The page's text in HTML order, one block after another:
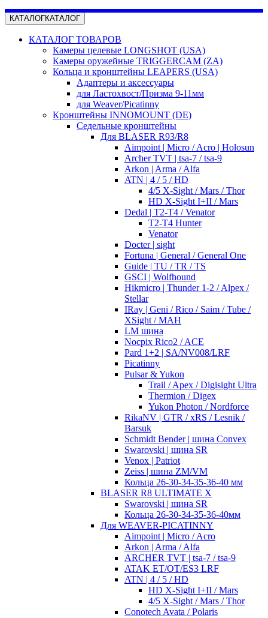
КАТАЛОГКАТАЛОГ
КАТАЛОГ ТОВАРОВ
Камеры целевые LONGSHOT (USA)
Камеры оружейные TRIGGERCAM (ZA)
Кольца и кронштейны LEAPERS (USA)
Адаптеры и аксессуары
для Ластохвост/Призма 9-11мм
для Weaver/Picatinny
Кронштейны INNOMOUNT (DE)
Седельные кронштейны
Для BLASER R93/R8
Aimpoint | Micro / Acro | Holosun
Archer TVT | tsa-7 / tsa-9
Arkon | Arma / Alfa
ATN | 4 / 5 / HD
4/5 X-Sight / Mars / Thor
HD X-Sight I+II / Mars
Dedal | T2-T4 / Venator
T2-T4 Hunter
Venator
Docter | sight
Fortuna | General / General One
Guide | TU / TR / TS
GSCI | Wolfhound
Hikmicro | Thunder 1-2 / Alpex /
Stellar
IRay | Geni / Rico / Saim / Tube /
XSight / MAH
LM шина
Nocpix Rico2 / ACE
Pard 1+2 | SA/NV008/LRF
Picatinny
Pulsar & Yukon
Trail / Apex / Digisight Ultra
Thermion / Digex
Yukon Photon / Nordforce
RikaNV | GTR / xRS / Lesnik /
Barsuk
Schmidt Bender | шина Convex
Swarovski | шина SR
Venox | Patriot
Zeiss | шина ZM/VM
Кольца 26-30-34-35-36-40 мм
BLASER R8 ULTIMATE X
Swarovski | шина SR
Кольца 26-30-34-35-36-40мм
Для WEAVER-PICATINNY
Aimpoint | Micro / Acro
Arkon | Arma / Alfa
ARCHER TVT | tsa-7 / tsa-9
ATAK ET/OT/ES3 LRF
ATN | 4 / 5 / HD
HD X-Sight I+II / Mars
4/5 X-Sight / Mars / Thor
Conotech Avata / Polaris